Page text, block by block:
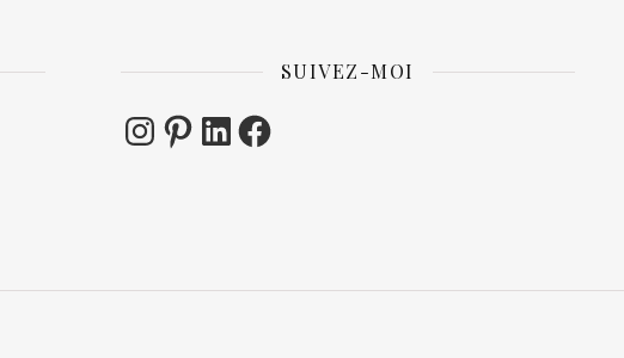
SUIVEZ-MOI
Instagram
PinterestLinkedInFacebook